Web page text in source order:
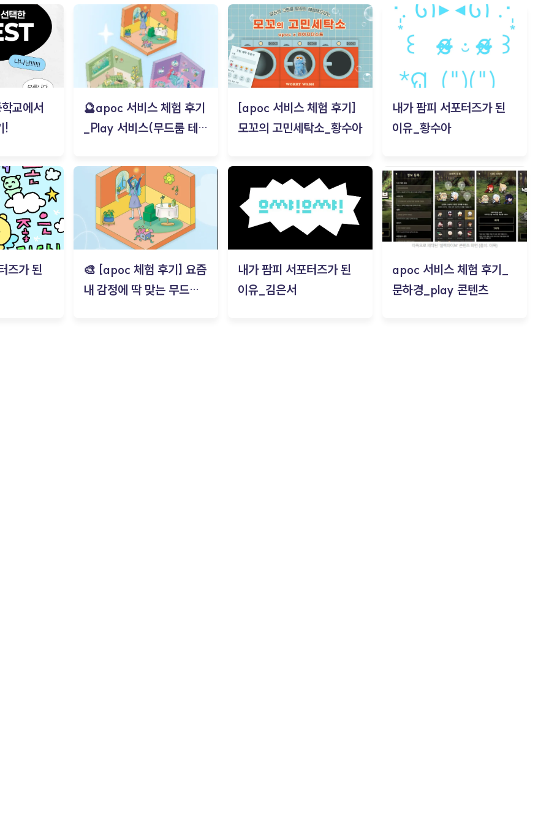
교에서
!
🔮apoc 서비스 체험 후기
_Play 서비스(무드룸 테스
[apoc 서비스 체험 후기]
모꼬의 고민세탁소_황수아
내가 팜피 서포터즈가 된
이유_황수아
즈가 된
🎨 [apoc 체험 후기] 요즘
내 감정에 딱 맞는 무드룸
내가 팜피 서포터즈가 된
이유_김은서
apoc 서비스 체험 후기_
문하경_play 콘텐츠